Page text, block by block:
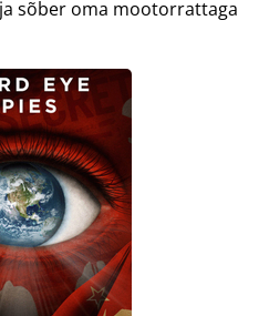
sõber oma mootorrattaga